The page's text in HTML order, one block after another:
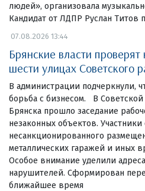
людей», организовала
Кандидат от ЛДПР Руслан Титов
07.08.2026 13:44
Брянские власти
шести улицах Советского
В администрации подчеркнули,
борьба с бизнесом. В
Брянска прошло заседание
незаконных объектов.
несанкционированного
металлических гаражей и иных
Особое внимание уделили
нарушителей. Сформирован
ближайшее время